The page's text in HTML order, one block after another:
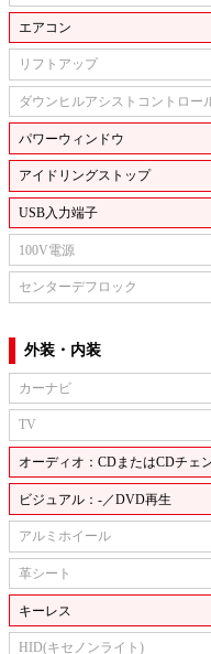
エアコン
リフトアップ
ダウンヒルアシストコントロー
パワーウィンドウ
アイドリングストップ
USB入力端子
100V電源
センターデフロック
外装・内装
カーナビ
TV
オーディオ：CDまたはCDチェ
ビジュアル：-／DVD再生
アルミホイール
革シート
キーレス
HID(キセノンライト)